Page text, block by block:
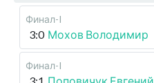
Финал-I
3:0 Мохов Володимир
Финал-I